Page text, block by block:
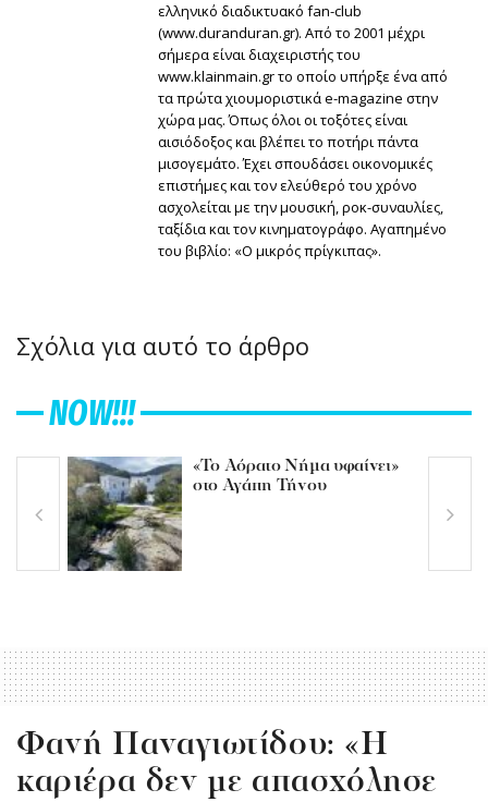
ελληνικό διαδικτυακό fan-club
(www.duranduran.gr). Από το 2001 μέχρι
σήμερα είναι διαχειριστής του
www.klainmain.gr το οποίο υπήρξε ένα από
τα πρώτα χιουμοριστικά e-magazine στην
χώρα μας. Όπως όλοι οι τοξότες είναι
αισιόδοξος και βλέπει το ποτήρι πάντα
μισογεμάτο. Έχει σπουδάσει οικονομικές
επιστήμες και τον ελεύθερό του χρόνο
ασχολείται με την μουσική, ροκ-συναυλίες,
ταξίδια και τον κινηματογράφο. Αγαπημένο
του βιβλίο: «Ο μικρός πρίγκιπας».
Σχόλια για αυτό το άρθρο
NOW!!!
«Το Αόρατο Νήμα υφαίνει»
στο Αγάπη Τήνου
Φανή Παναγιωτίδου: «Η
καριέρα δεν με απασχόλησε